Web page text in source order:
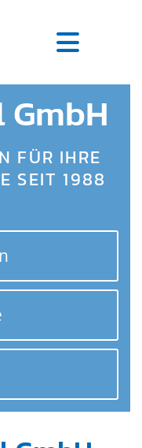
FÜR IHRE
SEIT 1988